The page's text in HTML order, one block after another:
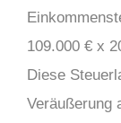
109.000 € x
Diese
Veräußerung